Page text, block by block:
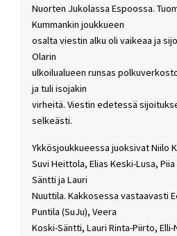
Nuorten Jukolassa Espoossa.
Kummankin joukkueen
osalta viestin alku oli vaikeaa ja
Olarin
ulkoilualueen runsas
ja tuli isojakin
virheitä. Viestin edetessä
selkeästi.
Ykkösjoukkueessa juoksivat Niilo
Suvi Heittola, Elias Keski-Lusa,
Säntti ja Lauri
Nuuttila. Kakkosessa vastaavasti
Puntila (SuJu), Veera
Koski-Säntti, Lauri Rinta-Piirto,